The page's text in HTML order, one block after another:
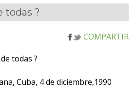
todas ?
COMPARTIR
todas ?
Cuba, 4 de diciembre,1990